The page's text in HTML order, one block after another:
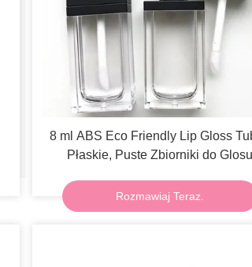
8 ml ABS Eco Friendly Lip Gloss
Płaskie, Puste Zbiorniki do Glosu
Rozmawiaj Teraz.